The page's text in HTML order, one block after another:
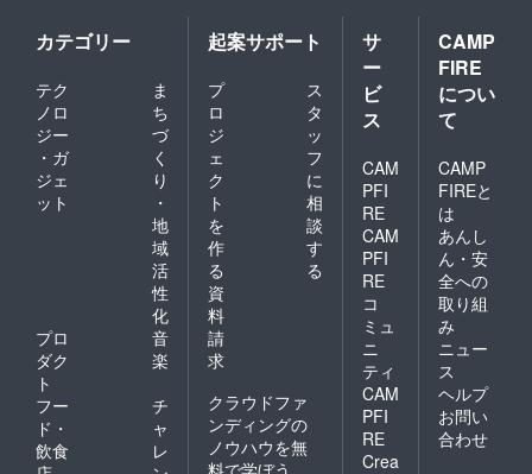
す。あ
らかじ
めご了
承くだ
さい。
※支援
時、ス
ルサン
クス
ページ
へ記載
するご
希望の
お名前
（また
はペン
ネー
ム・ハ
ンドル
ネー
ム）を
必ず備
考欄に
掲載の
際には
作品の
画像、
掲載す
るテキ
ストを
くださ
い。 ※
掲載内
容はオ
リジナ
ルス
トー
リーに
限りま
す。他
サイト
や他の
媒体の
引用、
盗作等
発覚し
カテゴリー
テク
ノロ
ジー
・ガ
ジェ
ット
ま
ち
づ
く
り
・
地
域
活
性
化
プロ
ダク
ト
音
楽
フー
ド・
飲食
チ
ャ
レ
起案サポート
プ
ロ
ジ
ェ
ク
ト
を
作
る
ス
タ
ッ
フ
に
相
談
す
る
資
料
請
求
クラウドファ
ンディングの
ノウハウを無
料で学ぼう
サ
ー
ビ
ス
CAM
PFI
RE
CAM
PFI
RE
コ
ミュ
ニ
ティ
CAM
PFI
RE
Crea
CAMP
FIRE
につい
て
CAMP
FIREと
は
あんし
ん・安
全への
取り組
み
ニュー
ス
ヘルプ
お問い
合わせ